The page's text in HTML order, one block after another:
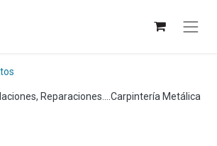
Reparaciones....Carpintería Metálica